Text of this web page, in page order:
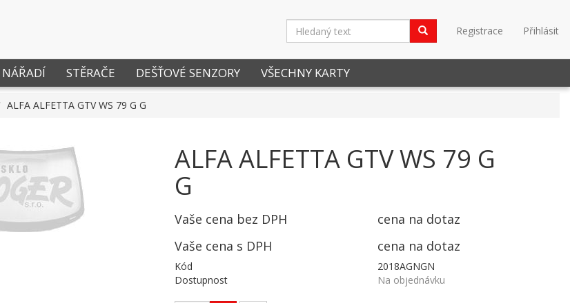
Registrace Přihlásit
STĚRAČE DEŠŤOVÉ SENZORY VŠECHNY KARTY
ALFA ALFETTA GTV WS 79 G G
ALFA ALFETTA GTV WS 79 G
G
Vaše cena bez DPH
cena na dotaz
Vaše cena s DPH
cena na dotaz
Kód
2018AGNGN
Dostupnost
Na objednávku